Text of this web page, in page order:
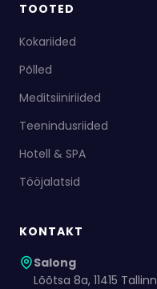
TOOTED
Kokariided
Põlled
Meditsiiniriided
Teenindusriided
Hotell & SPA
Tööjalatsid
KONTAKT
Salong
Lõõtsa 8a, 11415 Tallinn